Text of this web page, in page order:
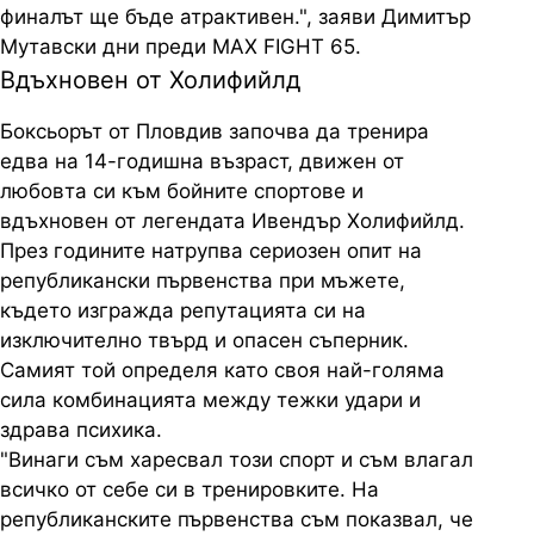
финалът ще бъде атрактивен.", заяви Димитър
Мутавски дни преди MAX FIGHT 65.
Вдъхновен от Холифийлд
Боксьорът от Пловдив започва да тренира
едва на 14-годишна възраст, движен от
любовта си към бойните спортове и
вдъхновен от легендата Ивендър Холифийлд.
През годините натрупва сериозен опит на
републикански първенства при мъжете,
където изгражда репутацията си на
изключително твърд и опасен съперник.
Самият той определя като своя най-голяма
сила комбинацията между тежки удари и
здрава психика.
"Винаги съм харесвал този спорт и съм влагал
всичко от себе си в тренировките. На
републиканските първенства съм показвал, че